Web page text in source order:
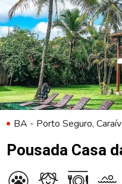
BA - Porto Seguro,
Pousada Casa